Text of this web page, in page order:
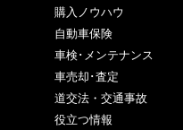
購入ノウハウ
自動車保険
車検･メンテナンス
車売却･査定
道交法・交通事故
役立つ情報